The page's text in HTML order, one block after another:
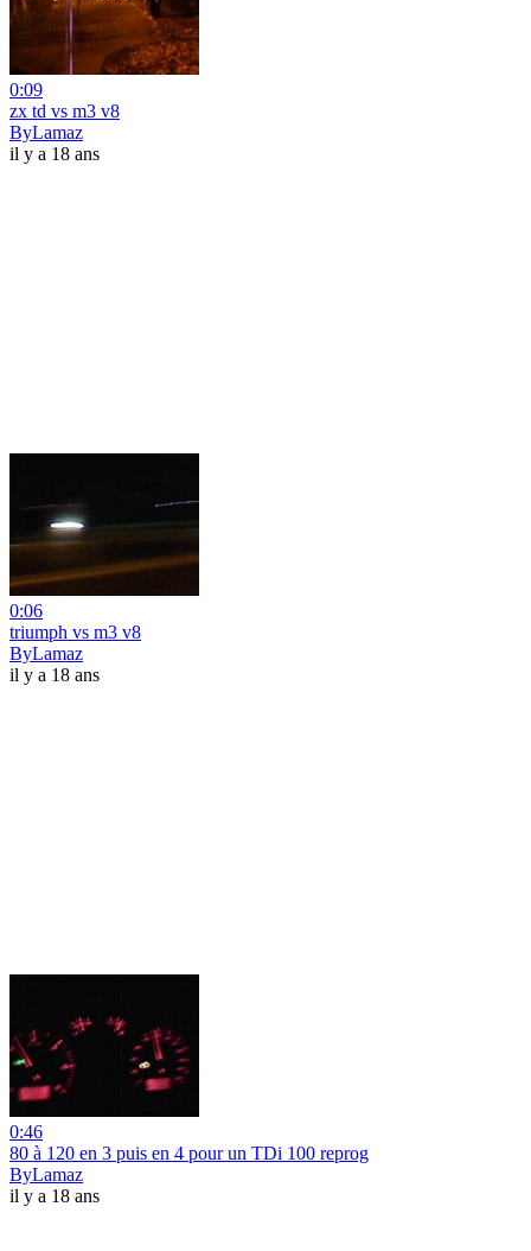
0:09
zx td vs m3 v8
ByLamaz
il y a 18 ans
0:06
triumph vs m3 v8
ByLamaz
il y a 18 ans
0:46
80 à 120 en 3 puis en 4 pour un TDi 100 reprog
ByLamaz
il y a 18 ans